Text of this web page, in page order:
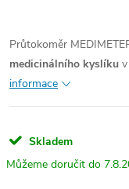
Průtokoměr
medicinálního kyslíku
informace
Skladem